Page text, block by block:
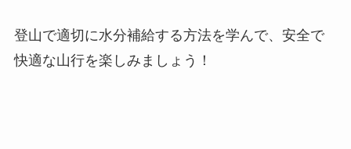
登山で適切に水分補給する方法を学んで、安全で
快適な山行を楽しみましょう！